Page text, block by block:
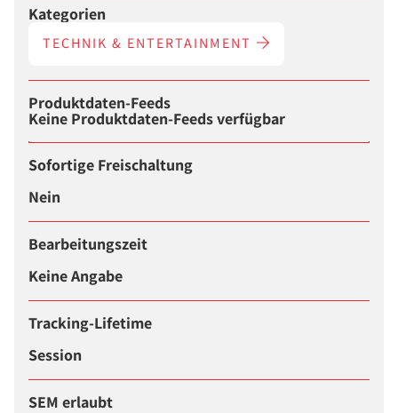
Kategorien
TECHNIK & ENTERTAINMENT
Produktdaten-Feeds
Keine Produktdaten-Feeds verfügbar
Sofortige Freischaltung
Nein
Bearbeitungszeit
Keine Angabe
Tracking-Lifetime
Session
SEM erlaubt